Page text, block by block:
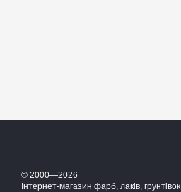
© 2000—2026
Інтернет-магазин фарб, лаків, грунтівок